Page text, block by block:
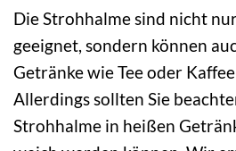
Die Strohhalme sind nicht
geeignet, sondern können
Getränke wie Tee oder
Allerdings sollten Sie
Strohhalme in heißen